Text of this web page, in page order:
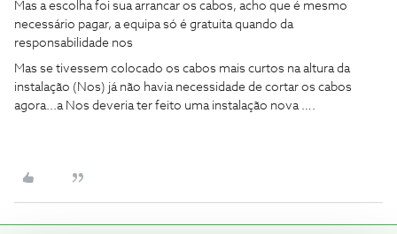
Mas a escolha foi sua arrancar os cabos, acho que é mesmo
necessário pagar, a equipa só é gratuita quando da
responsabilidade nos
Mas se tivessem colocado os cabos mais curtos na altura da
instalação (Nos) já não havia necessidade de cortar os cabos
agora...a Nos deveria ter feito uma instalação nova ….